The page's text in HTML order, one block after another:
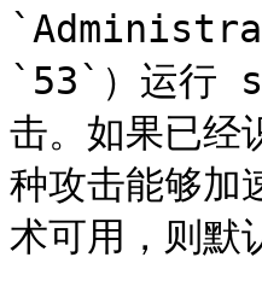
`53`）运行
击。如果已经
种攻击能够加
术可用，则默